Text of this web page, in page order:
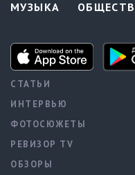
МУЗЫКА
СТАТЬИ
ИНТЕРВЬЮ
ФОТОСЮЖЕТЫ
РЕВИЗОР TV
ОБЗОРЫ